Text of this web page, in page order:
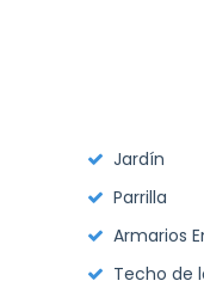
Jardín
Parrilla
Armarios
Techo de